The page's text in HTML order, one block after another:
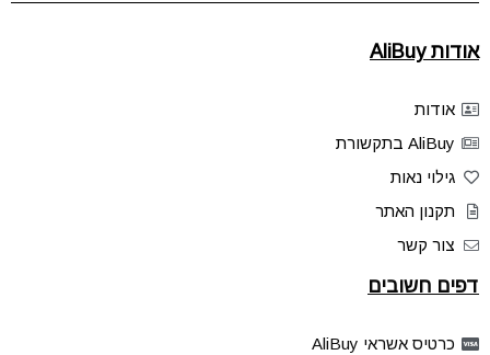
אודות AliBuy
אודות
AliBuy בתקשורת
גילוי נאות
תקנון האתר
צור קשר
דפים חשובים
כרטיס אשראי AliBuy